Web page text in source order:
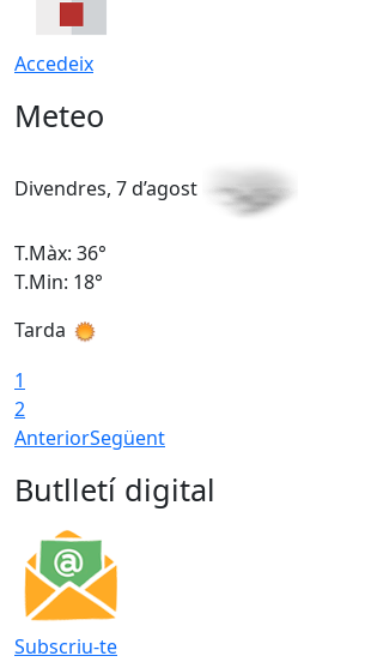
Accedeix
Meteo
Divendres, 7 d’agost
T.Màx: 36°
T.Min: 18°
Tarda
1
2
AnteriorSegüent
Butlletí digital
Subscriu-te